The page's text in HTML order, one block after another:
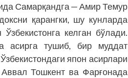
Самарқандга — Амир Темур
қарангки, шу кунларда
келган бўлади.
асирга тушиб, бир муддат
япон асирлари
Тошкент ва Фарғонада